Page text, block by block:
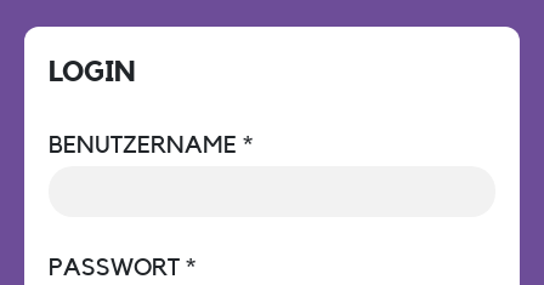
LOGIN
BENUTZERNAME
PASSWORT